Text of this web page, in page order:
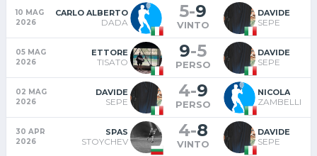
10 MAG
2026
CARLO ALBERTO
DADA
5-9
VINTO
DAVIDE
SEPE
05 MAG
2026
ETTORE
TISATO
9-5
PERSO
DAVIDE
SEPE
02 MAG
2026
DAVIDE
SEPE
4-9
PERSO
NICOLA
ZAMBELLI
30 APR
2026
SPAS
STOYCHEV
4-8
VINTO
DAVIDE
SEPE